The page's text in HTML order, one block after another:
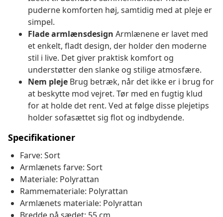
puderne komforten høj, samtidig med at pleje er
simpel.
Flade armlænsdesign Armlænene er lavet med
et enkelt, fladt design, der holder den moderne
stil i live. Det giver praktisk komfort og
understøtter den slanke og stilige atmosfære.
Nem pleje Brug betræk, når det ikke er i brug for
at beskytte mod vejret. Tør med en fugtig klud
for at holde det rent. Ved at følge disse plejetips
holder sofasættet sig flot og indbydende.
Specifikationer
Farve: Sort
Armlænets farve: Sort
Materiale: Polyrattan
Rammemateriale: Polyrattan
Armlænets materiale: Polyrattan